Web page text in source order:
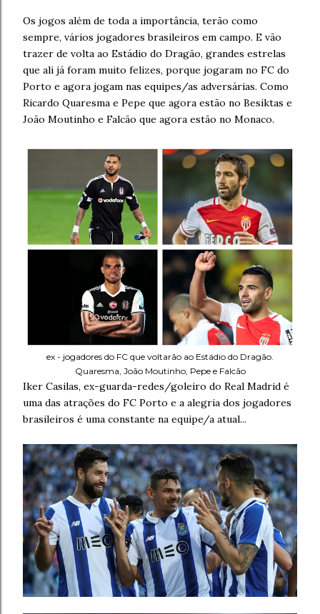
Os jogos além de toda a importância, terão como
sempre, vários jogadores brasileiros em campo. E vão
trazer de volta ao Estádio do Dragão, grandes estrelas
que ali já foram muito felizes, porque jogaram no FC do
Porto e agora jogam nas equipes/as adversárias. Como
Ricardo Quaresma e Pepe que agora estão no Besiktas e
João Moutinho e Falcão que agora estão no Monaco.
ex - jogadores do FC que voltarão ao Estádio do Dragão.
Quaresma, João Moutinho, Pepe e Falcão
Iker Casilas, ex-guarda-redes/goleiro do Real Madrid é
uma das atrações do FC Porto e a alegria dos jogadores
brasileiros é uma constante na equipe/a atual...